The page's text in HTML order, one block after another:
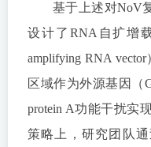
基于上述对NoV
设计了RNA自扩增载
amplifying RNA
区域作为外源基因（
protein A功能干扰实
策略上，研究团队